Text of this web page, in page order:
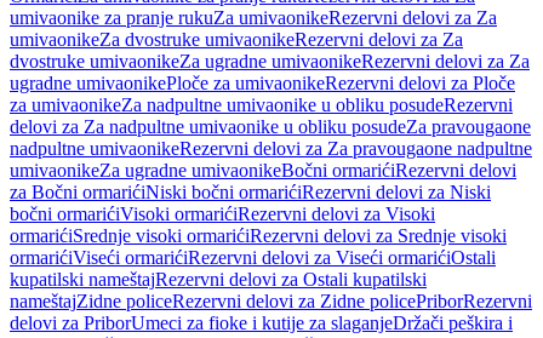
umivaonike za pranje rukuZa umivaonikeRezervni delovi za Za
umivaonikeZa dvostruke umivaonikeRezervni delovi za Za
dvostruke umivaonikeZa ugradne umivaonikeRezervni delovi za Za
ugradne umivaonikePloče za umivaonikeRezervni delovi za Ploče
za umivaonikeZa nadpultne umivaonike u obliku posudeRezervni
delovi za Za nadpultne umivaonike u obliku posudeZa pravougaone
nadpultne umivaonikeRezervni delovi za Za pravougaone nadpultne
umivaonikeZa ugradne umivaonikeBočni ormarićiRezervni delovi
za Bočni ormarićiNiski bočni ormarićiRezervni delovi za Niski
bočni ormarićiVisoki ormarićiRezervni delovi za Visoki
ormarićiSrednje visoki ormarićiRezervni delovi za Srednje visoki
ormarićiViseći ormarićiRezervni delovi za Viseći ormarićiOstali
kupatilski nameštajRezervni delovi za Ostali kupatilski
nameštajZidne policeRezervni delovi za Zidne policePriborRezervni
delovi za PriborUmeci za fioke i kutije za slaganjeDržači peškira i